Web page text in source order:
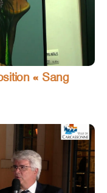
« Sang